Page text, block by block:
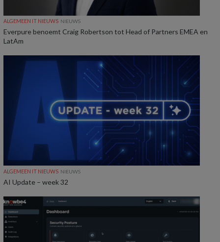
ALGEMEEN IT NIEUWS NIEUWS
Everpure benoemt Craig Robertson tot Head of Partners EMEA en
LatAm
ALGEMEEN IT NIEUWS NIEUWS
AI Update – week 32